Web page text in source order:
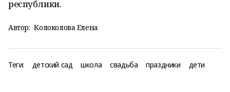
республики.
Автор: Колоколова Елена
Теги: детский сад школа свадьба праздники дети